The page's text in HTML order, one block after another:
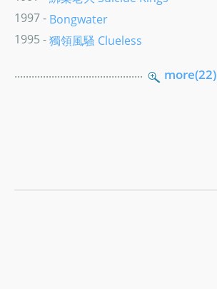
1997 - Bongwater
1995 -獨領風騷 Clueless
............................................. more(22)